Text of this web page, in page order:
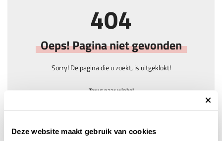
Deze website maakt gebruik van cookies
404
Oeps! Pagina niet gevonden
Sorry! De pagina die u zoekt, is uitgeklokt!
Terug naar winkel